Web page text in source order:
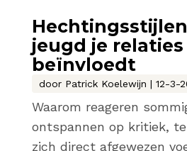
jeugd je
beïnvloedt
door Patrick Koelewijn | 12-3-
Waarom reageren
ontspannen op kritiek,
zich direct afgewezen